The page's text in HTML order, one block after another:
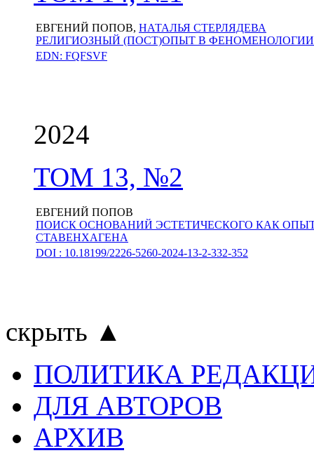
ЕВГЕНИЙ ПОПОВ, НАТАЛЬЯ СТЕРЛЯДЕВА
РЕЛИГИОЗНЫЙ (ПОСТ)ОПЫТ В
EDN: FQFSVF
2024
ТОМ 13, №2
ЕВГЕНИЙ ПОПОВ
ПОИСК ОСНОВАНИЙ ЭСТЕТИЧЕСКОГО КАК
СТАВЕНХАГЕНА
DOI : 10.18199/2226-5260-2024-13-2-332-352
скрыть ▲
ПОЛИТИКА
ДЛЯ АВТОРОВ
АРХИВ